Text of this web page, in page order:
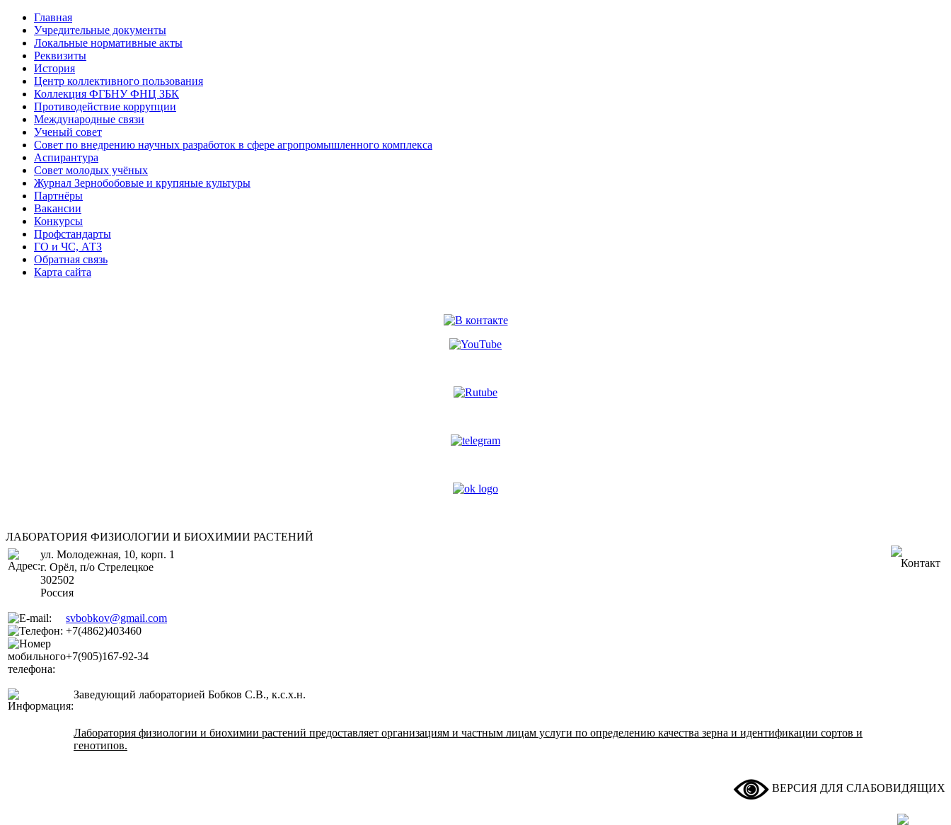
Главная
Учредительные документы
Локальные нормативные акты
Реквизиты
История
Центр коллективного пользования
Коллекция ФГБНУ ФНЦ ЗБК
Противодействие коррупции
Международные связи
Ученый совет
Совет по внедрению научных разработок в сфере агропромышленного комплекса
Аспирантура
Совет молодых учёных
Журнал Зернобобовые и крупяные культуры
Партнёры
Вакансии
Конкурсы
Профстандарты
ГО и ЧС, АТЗ
Обратная связь
Карта сайта
ЛАБОРАТОРИЯ ФИЗИОЛОГИИ И БИОХИМИИ РАСТЕНИЙ
ул. Молодежная, 10, корп. 1
г. Орёл, п/о Стрелецкое
302502
Россия
svbobkov@gmail.com
+7(4862)403460
+7(905)167-92-34
Заведующий лабораторией Бобков С.В., к.с.х.н.
Лаборатория физиологии и биохимии растений предоставляет организациям и частным лицам услуги по определению качества зерна и идентификации сортов и
генотипов.
ВЕРСИЯ ДЛЯ СЛАБОВИДЯЩИХ